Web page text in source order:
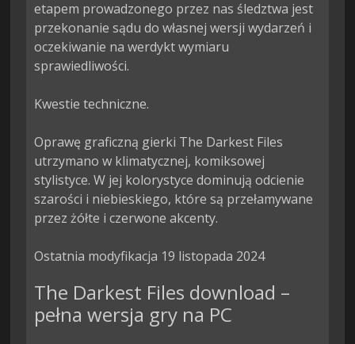
etapem prowadzonego przez nas śledztwa jest
przekonanie sądu do własnej wersji wydarzeń i
oczekiwanie na werdykt wymiaru
sprawiedliwości.
Kwestie techniczne.
Oprawę graficzną gierki The Darkest Files
utrzymano w klimatycznej, komiksowej
stylistyce. W jej kolorystyce dominują odcienie
szarości i niebieskiego, które są przełamywane
przez żółte i czerwone akcenty.
Ostatnia modyfikacja 19 listopada 2024
The Darkest Files download –
pełna wersja gry na PC